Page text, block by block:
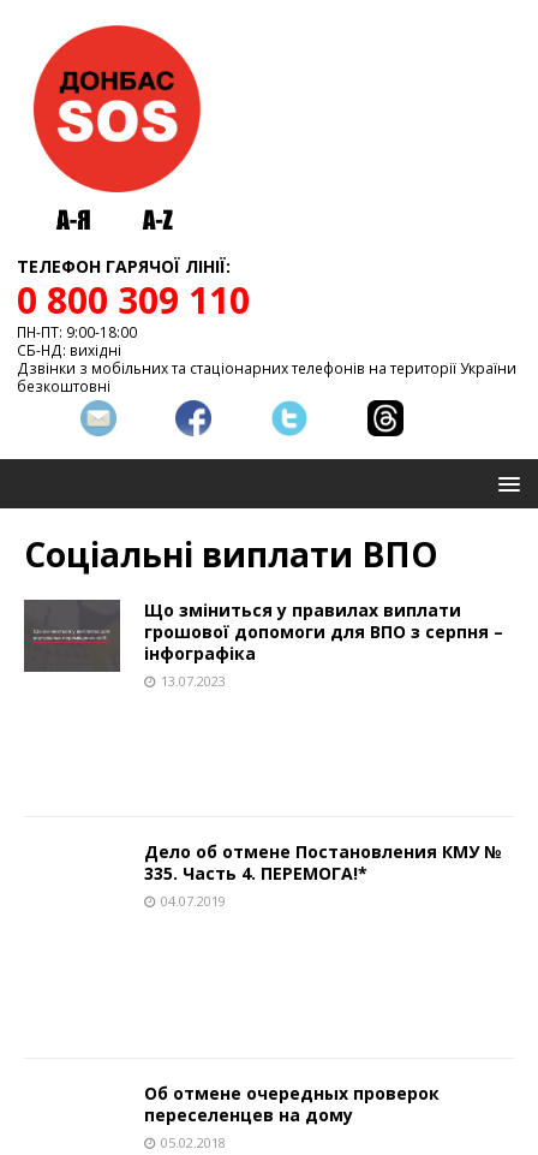
ТЕЛЕФОН ГАРЯЧОЇ ЛІНІЇ:
0 800 309 110
ПН-ПТ: 9:00-18:00
СБ-НД: вихідні
Дзвінки з мобільних та стаціонарних телефонів на території України
безкоштовні
Соціальні виплати ВПО
Що зміниться у правилах виплати
грошової допомоги для ВПО з серпня –
інфографіка
13.07.2023
Дело об отмене Постановления КМУ №
335. Часть 4. ПЕРЕМОГА!*
04.07.2019
Об отмене очередных проверок
переселенцев на дому
05.02.2018